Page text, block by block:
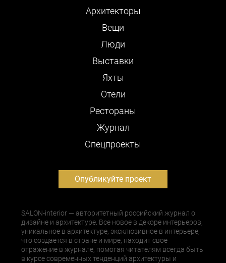
Архитекторы
Вещи
Люди
Выставки
Яхты
Отели
Рестораны
Журнал
Cпецпроекты
Опубликуйте проект
SALON-interior — авторитетный российский журнал о
дизайне и архитектуре. Все новое в декоре интерьеров,
уникальное в архитектуре, эксклюзивное в интерьере,
что создается в стране и мире, находит свое
отражение в журнале, помогая читателям всегда быть
в курсе современных тенденций архитектуры и